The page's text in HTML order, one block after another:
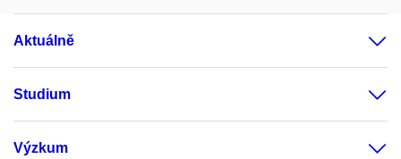
Aktuálně
Studium
Výzkum